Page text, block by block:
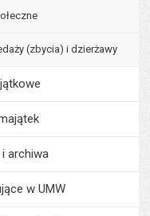
(zbycia) i dzierżawy
archiwa
w UMW